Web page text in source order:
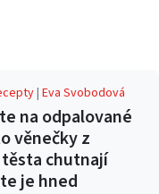
|Eva Svobodová
na odpalované
věnečky z
chutnají
je hned